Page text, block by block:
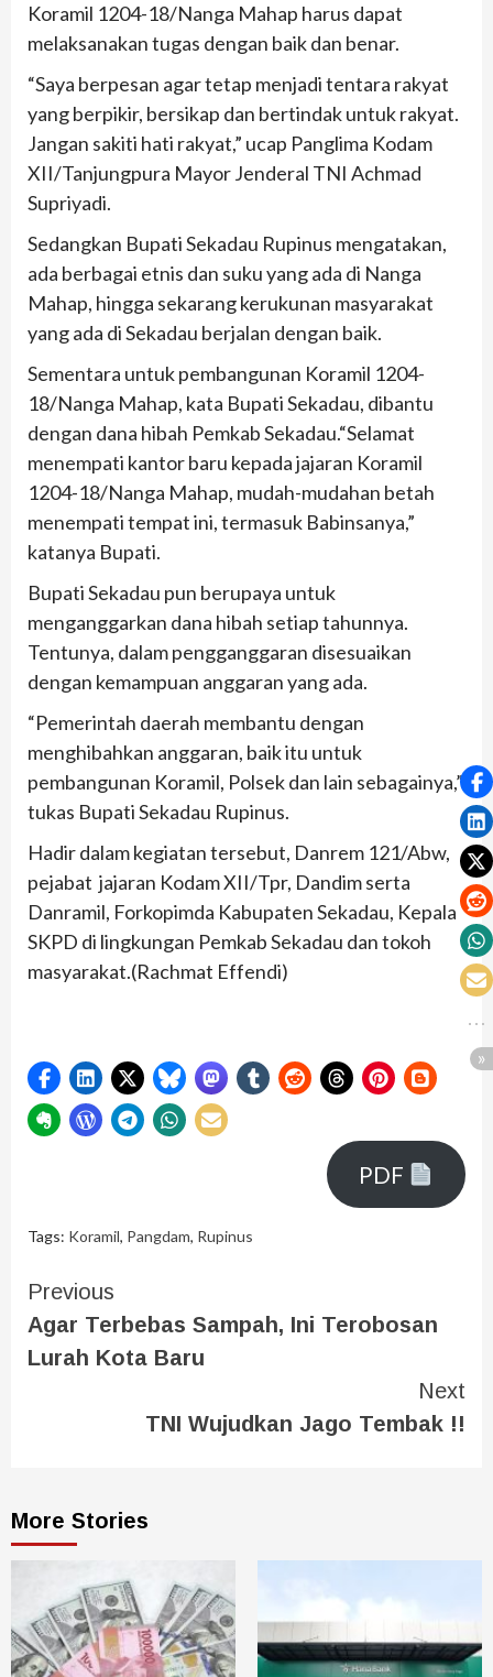
Koramil 1204-18/Nanga Mahap harus dapat
melaksanakan tugas dengan baik dan benar.
“Saya berpesan agar tetap menjadi tentara rakyat
yang berpikir, bersikap dan bertindak untuk rakyat.
Jangan sakiti hati rakyat,” ucap Panglima Kodam
XII/Tanjungpura Mayor Jenderal TNI Achmad
Supriyadi.
Sedangkan Bupati Sekadau Rupinus mengatakan,
ada berbagai etnis dan suku yang ada di Nanga
Mahap, hingga sekarang kerukunan masyarakat
yang ada di Sekadau berjalan dengan baik.
Sementara untuk pembangunan Koramil 1204-
18/Nanga Mahap, kata Bupati Sekadau, dibantu
dengan dana hibah Pemkab Sekadau.“Selamat
menempati kantor baru kepada jajaran Koramil
1204-18/Nanga Mahap, mudah-mudahan betah
menempati tempat ini, termasuk Babinsanya,”
katanya Bupati.
Bupati Sekadau pun berupaya untuk
menganggarkan dana hibah setiap tahunnya.
Tentunya, dalam pengganggaran disesuaikan
dengan kemampuan anggaran yang ada.
“Pemerintah daerah membantu dengan
menghibahkan anggaran, baik itu untuk
pembangunan Koramil, Polsek dan lain sebagainya,”
tukas Bupati Sekadau Rupinus.
Hadir dalam kegiatan tersebut, Danrem 121/Abw,
pejabat jajaran Kodam XII/Tpr, Dandim serta
Danramil, Forkopimda Kabupaten Sekadau, Kepala
SKPD di lingkungan Pemkab Sekadau dan tokoh
masyarakat.(Rachmat Effendi)
PDF
Tags: Koramil, Pangdam, Rupinus
Previous
Agar Terbebas Sampah, Ini Terobosan
Lurah Kota Baru
Next
TNI Wujudkan Jago Tembak !!
More Stories